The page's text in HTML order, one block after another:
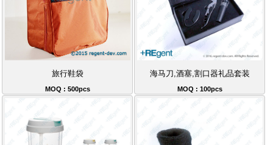
旅行鞋袋
MOQ : 500pcs
海马刀,酒塞,割口器礼品套装
MOQ : 100pcs